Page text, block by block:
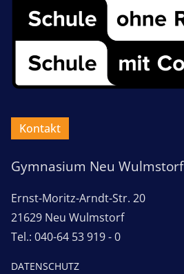
Kontakt
Gymnasium Neu Wulmstorf
Ernst-Moritz-Arndt-Str. 20
21629 Neu Wulmstorf
Tel.: 040-64 53 919 - 0
DATENSCHUTZ